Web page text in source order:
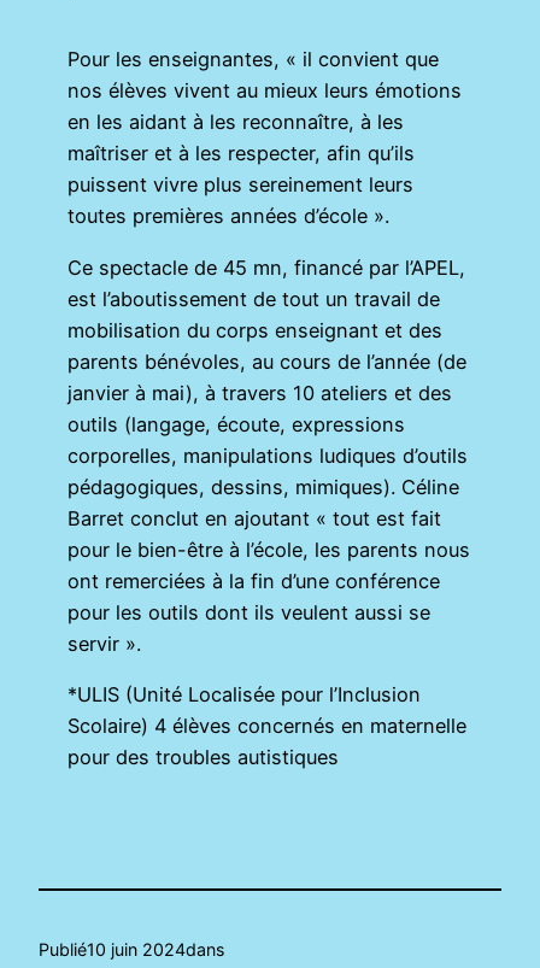
Pour les enseignantes, « il convient que
nos élèves vivent au mieux leurs émotions
en les aidant à les reconnaître, à les
maîtriser et à les respecter, afin qu’ils
puissent vivre plus sereinement leurs
toutes premières années d’école ».
Ce spectacle de 45 mn, financé par l’APEL,
est l’aboutissement de tout un travail de
mobilisation du corps enseignant et des
parents bénévoles, au cours de l’année (de
janvier à mai), à travers 10 ateliers et des
outils (langage, écoute, expressions
corporelles, manipulations ludiques d’outils
pédagogiques, dessins, mimiques). Céline
Barret conclut en ajoutant « tout est fait
pour le bien-être à l’école, les parents nous
ont remerciées à la fin d’une conférence
pour les outils dont ils veulent aussi se
servir ».
*ULIS (Unité Localisée pour l’Inclusion
Scolaire) 4 élèves concernés en maternelle
pour des troubles autistiques
Publié10 juin 2024dans